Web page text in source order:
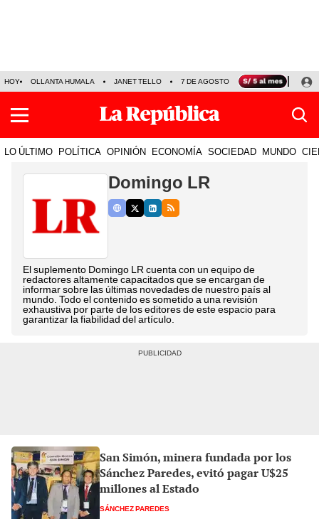
HOY OLLANTA HUMALA JANET TELLO 7 DE AGOSTO TINKA RESULTADOS
LO ÚLTIMO POLÍTICA OPINIÓN ECONOMÍA SOCIEDAD MUNDO
Domingo LR
El suplemento Domingo LR cuenta con un equipo de
redactores altamente capacitados que se encargan de
informar sobre las últimas novedades de nuestro país al
mundo. Todo el contenido es sometido a una revisión
exhaustiva por parte de los editores de este espacio para
garantizar la fiabilidad del artículo.
San Simón, minera fundada por los
Sánchez Paredes, evitó pagar U$25
millones al Estado
SÁNCHEZ PAREDES